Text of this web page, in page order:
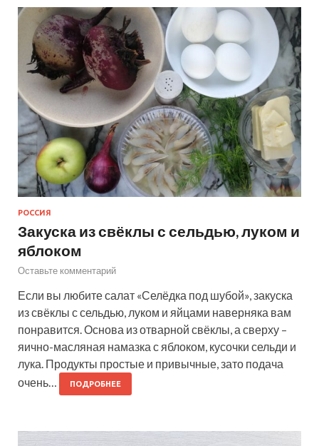
РОССИЯ
Закуска из свёклы с сельдью, луком и
яблоком
Оставьте комментарий
Если вы любите салат «Селёдка под шубой», закуска
из свёклы с сельдью, луком и яйцами наверняка вам
понравится. Основа из отварной свёклы, а сверху –
яично-масляная намазка с яблоком, кусочки сельди и
лука. Продукты простые и привычные, зато подача
очень…
ПОДРОБНЕЕ